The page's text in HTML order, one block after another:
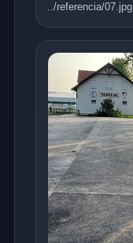
../referencia/07.jpg